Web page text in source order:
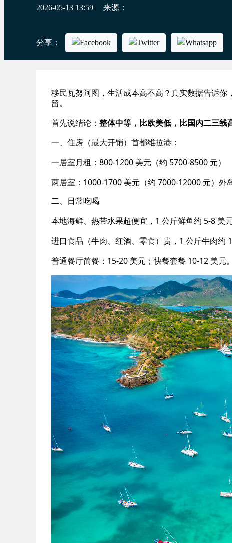
2026-05-13 13:59 来源：
分享：
移民瓦努阿图，生活成本高不高？真实数据告诉
留。
首先说结论： 整体中等，比欧美低，比国内二三线
一、住房（最大开销）首都维拉港：
一居室月租：800-1200 美元（约 5700-8500 元）
两居室：1000-1700 美元（约 7000-12000 元）外
二、日常吃喝
本地海鲜、热带水果超便宜，1 公斤鲜鱼约 5-8 美
进口食品（牛肉、红酒、零食）贵，1 公斤牛肉约
普通餐厅简餐：15-20 美元；快餐套餐 10-12 美元。